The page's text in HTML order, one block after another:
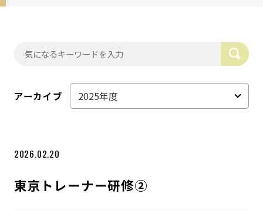
アーカイブ
2026.02.20
東京トレーナー研修➁